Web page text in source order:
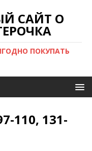
САЙТ О
ПОКУПАТЬ
110, 131-